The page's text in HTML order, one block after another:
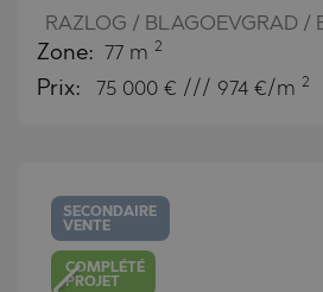
RAZLOG / BLAGOEVGRAD /
Zone: 77 m 2
Prix: 75 000 € /// 974 €/m 2
SECONDAIRE
VENTE
COMPLÉTÉ
PROJET